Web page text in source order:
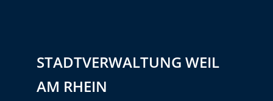
STADTVERWALTUNG WEIL
AM RHEIN